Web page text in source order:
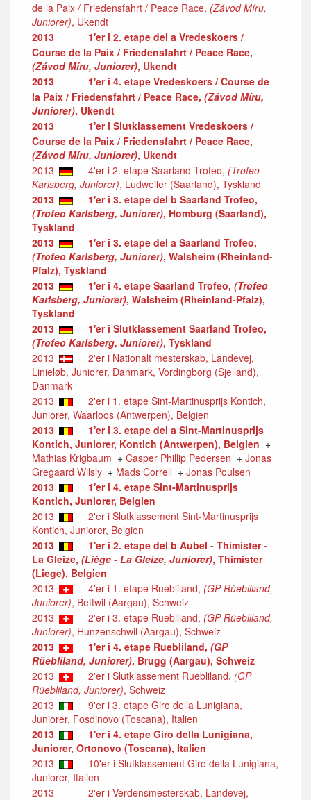
de la Paix / Friedensfahrt / Peace Race, (Závod Míru,
Juniorer), Ukendt
2013
1'er i 2. etape del a Vredeskoers /
Course de la Paix / Friedensfahrt / Peace Race,
(Závod Míru, Juniorer), Ukendt
2013
1'er i 4. etape Vredeskoers / Course de
la Paix / Friedensfahrt / Peace Race, (Závod Míru,
Juniorer), Ukendt
2013
1'er i Slutklassement Vredeskoers /
Course de la Paix / Friedensfahrt / Peace Race,
(Závod Míru, Juniorer), Ukendt
2013
4'er i 2. etape Saarland Trofeo, (Trofeo
Karlsberg, Juniorer), Ludweiler (Saarland), Tyskland
2013
1'er i 3. etape del b Saarland Trofeo,
(Trofeo Karlsberg, Juniorer), Homburg (Saarland),
Tyskland
2013
1'er i 3. etape del a Saarland Trofeo,
(Trofeo Karlsberg, Juniorer), Walsheim (Rheinland-
Pfalz), Tyskland
2013
1'er i 4. etape Saarland Trofeo, (Trofeo
Karlsberg, Juniorer), Walsheim (Rheinland-Pfalz),
Tyskland
2013
1'er i Slutklassement Saarland Trofeo,
(Trofeo Karlsberg, Juniorer), Tyskland
2013
2'er i Nationalt mesterskab, Landevej,
Linieløb, Juniorer, Danmark, Vordingborg (Sjelland),
Danmark
2013
2'er i 1. etape Sint-Martinusprijs Kontich,
Juniorer, Waarloos (Antwerpen), Belgien
2013
1'er i 3. etape del a Sint-Martinusprijs
Kontich, Juniorer, Kontich (Antwerpen), Belgien +
Mathias Krigbaum + Casper Phillip Pedersen + Jonas
Gregaard Wilsly + Mads Correll + Jonas Poulsen
2013
1'er i 4. etape Sint-Martinusprijs
Kontich, Juniorer, Belgien
2013
2'er i Slutklassement Sint-Martinusprijs
Kontich, Juniorer, Belgien
2013
1'er i 2. etape del b Aubel - Thimister -
La Gleize, (Liège - La Gleize, Juniorer), Thimister
(Liege), Belgien
2013
4'er i 1. etape Ruebliland, (GP Rüebliland,
Juniorer), Bettwil (Aargau), Schweiz
2013
2'er i 3. etape Ruebliland, (GP Rüebliland,
Juniorer), Hunzenschwil (Aargau), Schweiz
2013
1'er i 4. etape Ruebliland, (GP
Rüebliland, Juniorer), Brugg (Aargau), Schweiz
2013
2'er i Slutklassement Ruebliland, (GP
Rüebliland, Juniorer), Schweiz
2013
9'er i 3. etape Giro della Lunigiana,
Juniorer, Fosdinovo (Toscana), Italien
2013
1'er i 4. etape Giro della Lunigiana,
Juniorer, Ortonovo (Toscana), Italien
2013
10'er i Slutklassement Giro della Lunigiana,
Juniorer, Italien
2013
2'er i Verdensmesterskab, Landevej,